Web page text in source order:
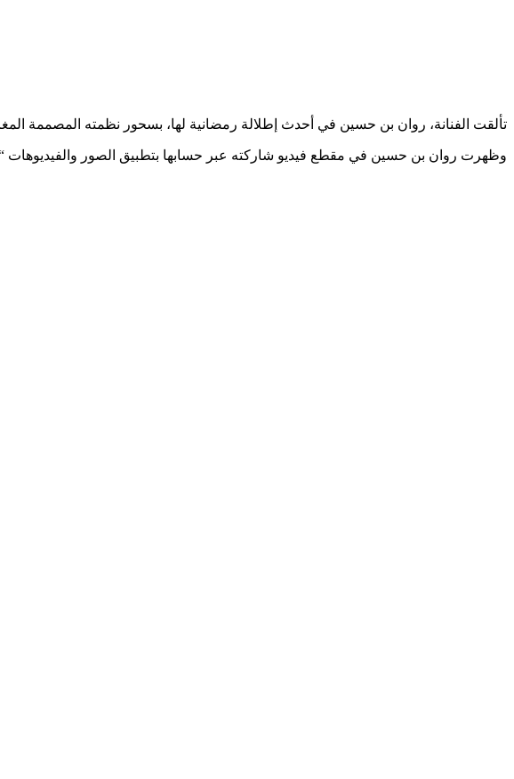
تألقت الفنانة، روان بن حسين في أحدث إطلالة رمضانية لها، بسحور نظمته المصممة
وظهرت روان بن حسين في مقطع فيديو شاركته عبر حسابها بتطبيق الصور والفيديوهات